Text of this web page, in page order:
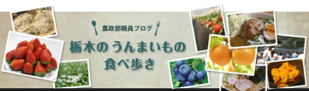
農政部職員ブログ「栃木のうんまい
もの食べ歩き」